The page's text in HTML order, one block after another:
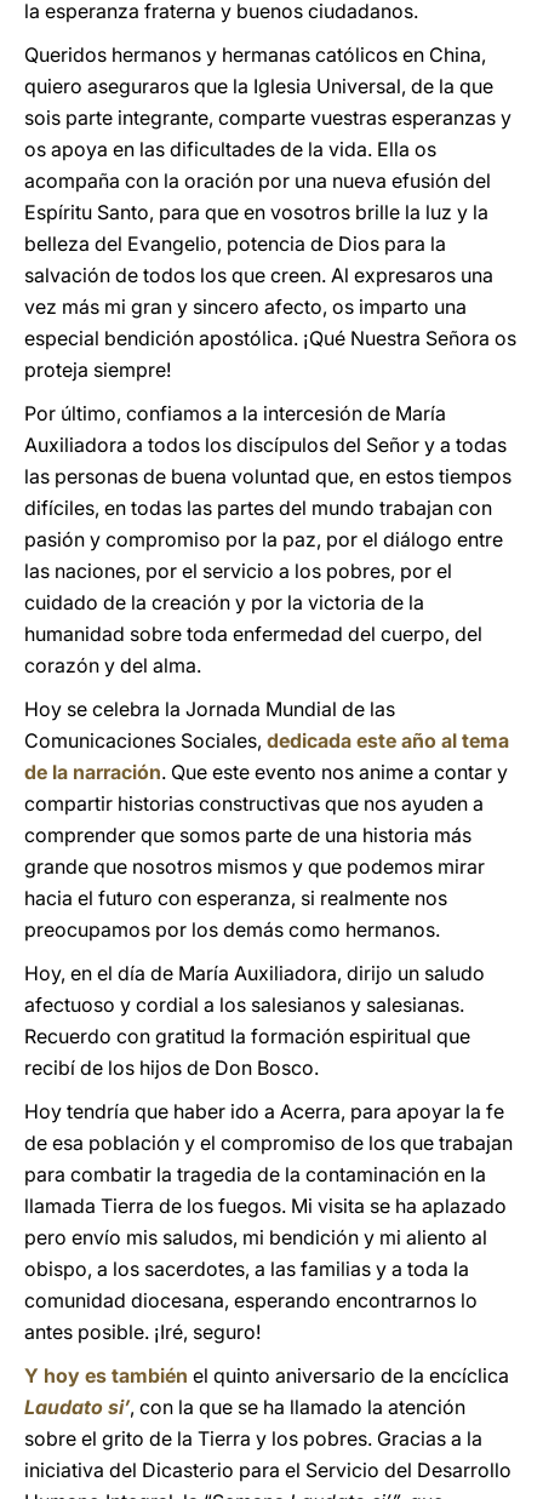
la esperanza fraterna y buenos ciudadanos.
Queridos hermanos y hermanas católicos en China,
quiero aseguraros que la Iglesia Universal, de la que
sois parte integrante, comparte vuestras esperanzas y
os apoya en las dificultades de la vida. Ella os
acompaña con la oración por una nueva efusión del
Espíritu Santo, para que en vosotros brille la luz y la
belleza del Evangelio, potencia de Dios para la
salvación de todos los que creen. Al expresaros una
vez más mi gran y sincero afecto, os imparto una
especial bendición apostólica. ¡Qué Nuestra Señora os
proteja siempre!
Por último, confiamos a la intercesión de María
Auxiliadora a todos los discípulos del Señor y a todas
las personas de buena voluntad que, en estos tiempos
difíciles, en todas las partes del mundo trabajan con
pasión y compromiso por la paz, por el diálogo entre
las naciones, por el servicio a los pobres, por el
cuidado de la creación y por la victoria de la
humanidad sobre toda enfermedad del cuerpo, del
corazón y del alma.
Hoy se celebra la Jornada Mundial de las
Comunicaciones Sociales, dedicada este año al tema
de la narración. Que este evento nos anime a contar y
compartir historias constructivas que nos ayuden a
comprender que somos parte de una historia más
grande que nosotros mismos y que podemos mirar
hacia el futuro con esperanza, si realmente nos
preocupamos por los demás como hermanos.
Hoy, en el día de María Auxiliadora, dirijo un saludo
afectuoso y cordial a los salesianos y salesianas.
Recuerdo con gratitud la formación espiritual que
recibí de los hijos de Don Bosco.
Hoy tendría que haber ido a Acerra, para apoyar la fe
de esa población y el compromiso de los que trabajan
para combatir la tragedia de la contaminación en la
llamada Tierra de los fuegos. Mi visita se ha aplazado
pero envío mis saludos, mi bendición y mi aliento al
obispo, a los sacerdotes, a las familias y a toda la
comunidad diocesana, esperando encontrarnos lo
antes posible. ¡Iré, seguro!
Y hoy es también el quinto aniversario de la encíclica
Laudato si’, con la que se ha llamado la atención
sobre el grito de la Tierra y los pobres. Gracias a la
iniciativa del Dicasterio para el Servicio del Desarrollo